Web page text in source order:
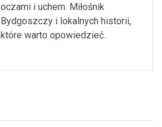
oczami i uchem. Miłośnik
Bydgoszczy i lokalnych historii,
które warto opowiedzieć.